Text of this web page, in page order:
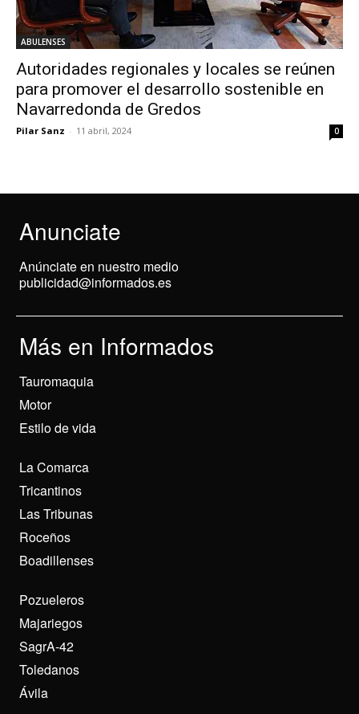
ABULENSES
Autoridades regionales y locales se reúnen
para promover el desarrollo sostenible en
Navarredonda de Gredos
Pilar Sanz - 11 abril, 2024 0
Anunciate
Anúnciate en nuestro medio
publicidad@informados.es
Más en Informados
Tauromaquia
Motor
Estilo de vida
La Comarca
Tricantinos
Las Tribunas
Roceños
Boadillenses
Pozueleros
Majariegos
SagrA-42
Toledanos
Ávila